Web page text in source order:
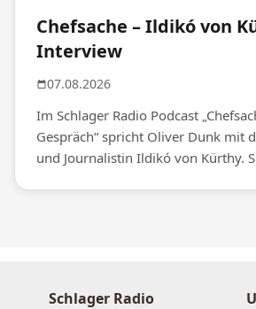
Chefsache – Ildikó von
Interview
07.08.2026
Im Schlager Radio Podcast
Gespräch“ spricht Oliver Dunk mit
und Journalistin Ildikó von Kürthy.
Schlager Radio